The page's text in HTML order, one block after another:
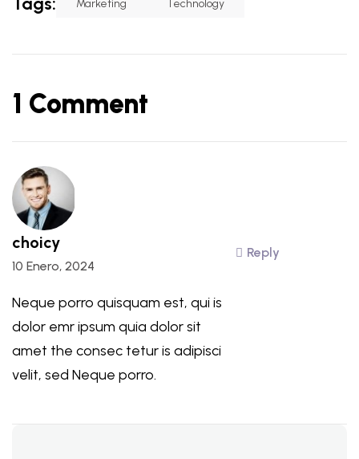
Marketing Technology
1 Comment
choicy
10 Enero, 2024
Reply
Neque porro quisquam est, qui is
dolor emr ipsum quia dolor sit
amet the consec tetur is adipisci
velit, sed Neque porro.